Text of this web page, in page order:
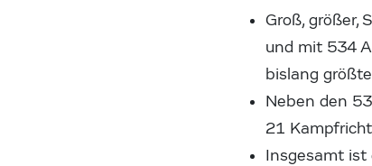
Groß, größer,
und mit 534
bislang
Neben den
21
Insgesamt ist